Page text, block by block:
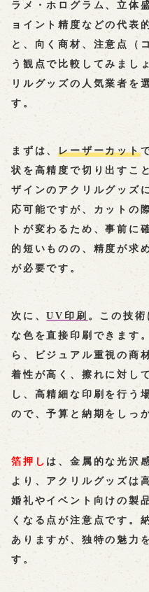
ラメ・ホログラム、立体
ョイント精度などの代表
と、向く商材、注意点（
う観点で比較してみまし
リルグッズの人気業者を
す。
まずは、レーザーカット
状を高精度で切り出すこ
ザインのアクリルグッズ
応可能ですが、カットの
トが変わるため、事前に
的短いものの、精度が求
が必要です。
次に、UV印刷 。この技
な色を直接印刷できます
ら、ビジュアル重視の商
着性が高く、擦れに対し
し、高精細な印刷を行う
ので、予算と納期をしっ
箔押し は、金属的な光沢
より、アクリルグッズは
婚礼やイベント向けの製
くなる点が注意点です。
ありますが、独特の魅力
す。